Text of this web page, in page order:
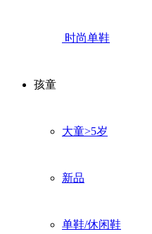
时尚单鞋
孩童
大童>5岁
新品
单鞋/休闲鞋